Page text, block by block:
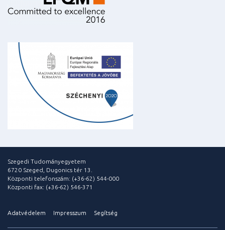
Szegedi Tudományegyetem
6720 Szeged, Dugonics tér 13.
Központi telefonszám: (+36-62) 544-000
Központi fax: (+36-62) 546-371
Adatvédelem Impresszum Segítség